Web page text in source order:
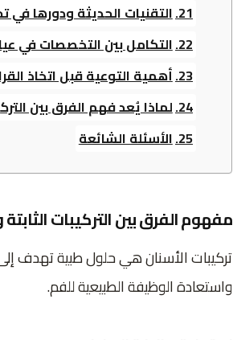
التقنيات الحديثة ودورها في
التكامل بين التخصصات في
أهمية التوعية قبل اتخاذ
لماذا يُعد فهم الفرق بين
الأسئلة الشائعة
مفهوم الفرق بين التركيبات
تركيبات الأسنان هي حلول طبية تهدف
واستعادة الوظيفة الطبيعية للفم.